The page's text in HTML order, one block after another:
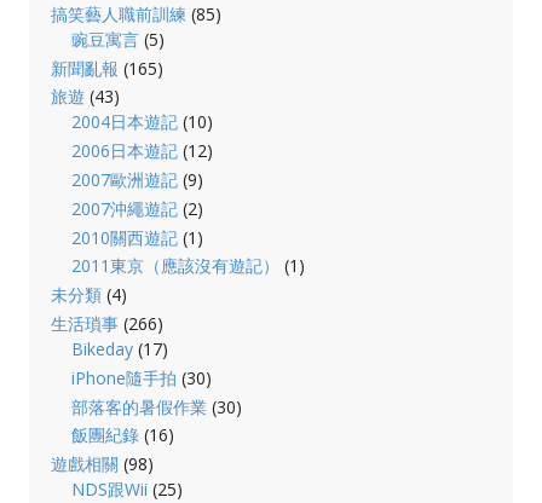
搞笑藝人職前訓練 (85)
豌豆寓言 (5)
新聞亂報 (165)
旅遊 (43)
2004日本遊記 (10)
2006日本遊記 (12)
2007歐洲遊記 (9)
2007沖繩遊記 (2)
2010關西遊記 (1)
2011東京（應該沒有遊記）
(1)
未分類(4)
生活瑣事(266)
Bikeday (17)
iPhone隨手拍 (30)
部落客的暑假作業 (30)
飯團紀錄 (16)
遊戲相關 (98)
NDS跟Wii (25)